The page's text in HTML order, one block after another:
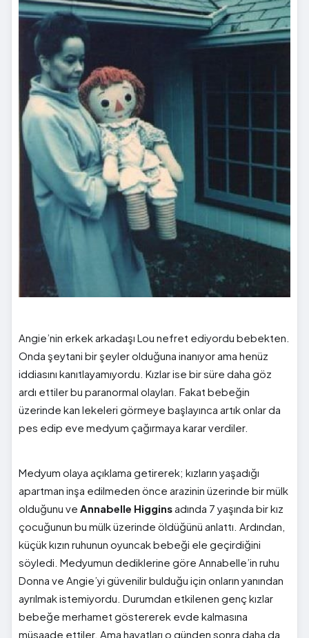
Angie’nin erkek arkadaşı Lou nefret ediyordu bebekten.
Onda şeytani bir şeyler olduğuna inanıyor ama henüz
iddiasını kanıtlayamıyordu. Kızlar ise bir süre daha göz
ardı ettiler bu paranormal olayları. Fakat bebeğin
üzerinde kan lekeleri görmeye başlayınca artık onlar da
pes edip eve medyum çağırmaya karar verdiler.
Medyum olaya açıklama getirerek; kızların yaşadığı
apartman inşa edilmeden önce arazinin üzerinde bir mülk
olduğunu ve Annabelle Higginsadında 7 yaşında bir kız
çocuğunun bu mülk üzerinde öldüğünü anlattı. Ardından,
küçük kızın ruhunun oyuncak bebeği ele geçirdiğini
söyledi. Medyumun dediklerine göre Annabelle’in ruhu
Donna ve Angie’yi güvenilir bulduğu için onların yanından
ayrılmak istemiyordu. Durumdan etkilenen genç kızlar
bebeğe merhamet göstererek evde kalmasına
müsaade ettiler. Ama hayatları o günden sonra daha da